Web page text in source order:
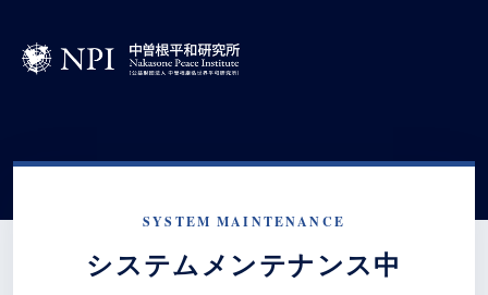
SYSTEM MAINTENANCE
システムメンテナンス中